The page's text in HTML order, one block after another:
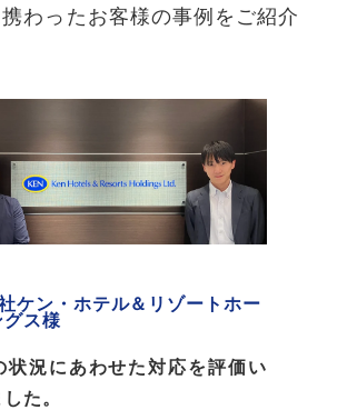
わったお客様の事例をご紹介
ケン・ホテル＆リゾートホー
グス様
状況にあわせた対応を評価い
た。